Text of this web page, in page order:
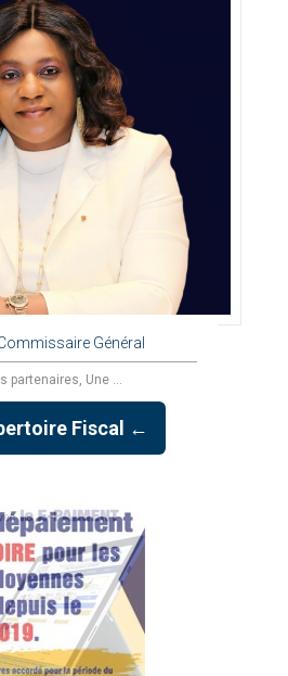
Général
partenaires, Une ...
Fiscal ←